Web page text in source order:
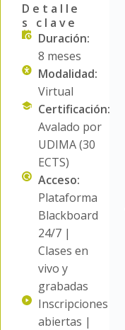
Detalle
s clave
Duración:
8 meses
Modalidad:
Virtual
Certificación:
Avalado por
UDIMA (30
ECTS)
Acceso:
Plataforma
Blackboard
24/7 |
Clases en
vivo y
grabadas
Inscripciones
abiertas |